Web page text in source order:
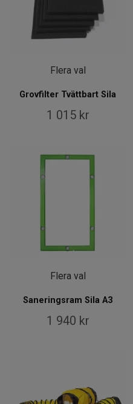
Flera val
Grovfilter Tvättbart Sila
1 015 kr
Flera val
Saneringsram Sila A3
1 940 kr